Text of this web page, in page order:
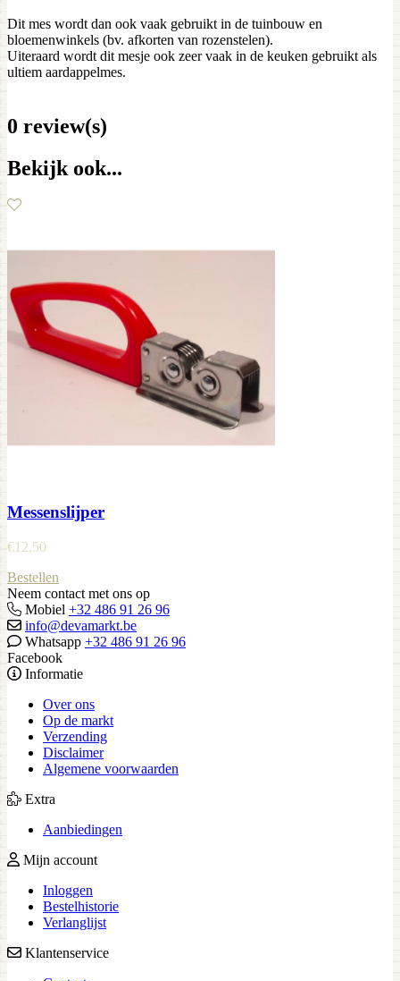
Dit mes wordt dan ook vaak gebruikt in de tuinbouw en
bloemenwinkels (bv. afkorten van rozenstelen).
Uiteraard wordt dit mesje ook zeer vaak in de keuken gebruikt als
ultiem aardappelmes.
0 review(s)
Bekijk ook...
Messenslijper
€12,50
Bestellen
Neem contact met ons op
Mobiel +32 486 91 26 96
info@devamarkt.be
Whatsapp +32 486 91 26 96
Facebook
Informatie
Over ons
Op de markt
Verzending
Disclaimer
Algemene voorwaarden
Extra
Aanbiedingen
Mijn account
Inloggen
Bestelhistorie
Verlanglijst
Klantenservice